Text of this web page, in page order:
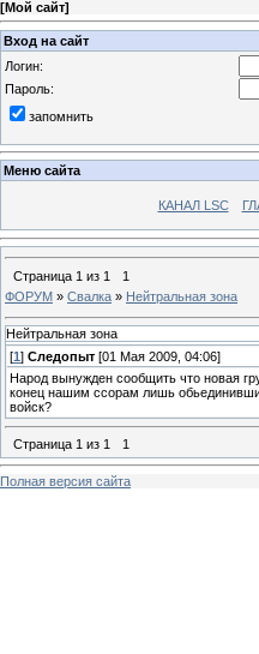
[Мой сайт]
Вход на сайт
Логин:
Пароль:
запомнить
Меню сайта
КАНАЛ LSC
Страница 1 из 1
1
ФОРУМ » Свалка » Нейтральная зона
Нейтральная зона
[1 ] Следопыт [01 Мая 2009, 04:06]
Народ вынужден сообщить что новая
конец нашим ссорам лишь
войск?
Страница 1 из 1 1
Полная версия сайта